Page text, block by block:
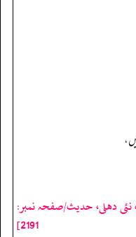
دهلى، حدیث/صفحہ نمبر:
2191]